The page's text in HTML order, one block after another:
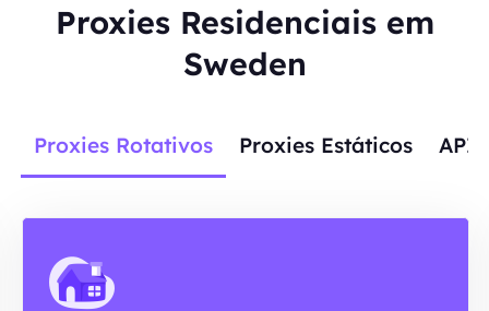
Proxies Residenciais em
Sweden
Proxies Rotativos Proxies Estáticos